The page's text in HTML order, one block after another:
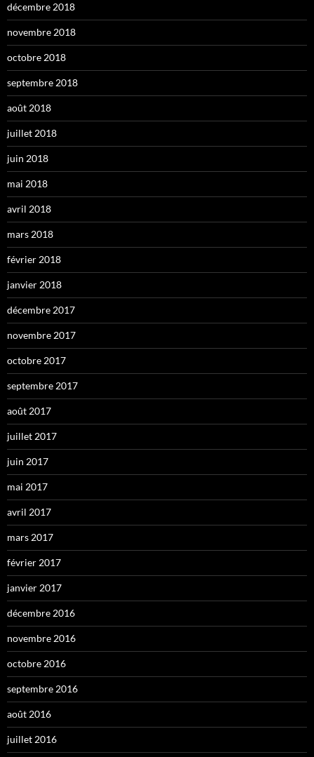
décembre 2018
novembre 2018
octobre 2018
septembre 2018
août 2018
juillet 2018
juin 2018
mai 2018
avril 2018
mars 2018
février 2018
janvier 2018
décembre 2017
novembre 2017
octobre 2017
septembre 2017
août 2017
juillet 2017
juin 2017
mai 2017
avril 2017
mars 2017
février 2017
janvier 2017
décembre 2016
novembre 2016
octobre 2016
septembre 2016
août 2016
juillet 2016